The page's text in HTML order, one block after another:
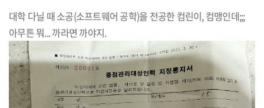
대학 다닐 때 소공(소프트웨어 공학)을 전공한 컴린이, 컴맹인데;;;
아무튼 뭐... 까라면 까야지.